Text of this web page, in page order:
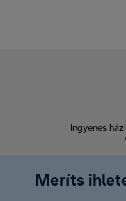
Ingyenes
Meríts